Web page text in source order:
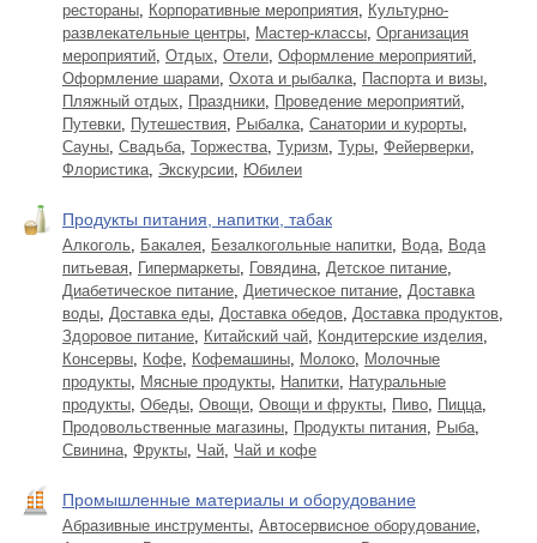
рестораны, Корпоративные мероприятия, Культурно-
развлекательные центры, Мастер-классы, Организация
мероприятий, Отдых, Отели, Оформление мероприятий,
Оформление шарами, Охота и рыбалка, Паспорта и визы,
Пляжный отдых, Праздники, Проведение мероприятий,
Путевки, Путешествия, Рыбалка, Санатории и курорты,
Сауны, Свадьба, Торжества, Туризм, Туры, Фейерверки,
Флористика, Экскурсии, Юбилеи
Продукты питания, напитки, табак
Алкоголь, Бакалея, Безалкогольные напитки, Вода, Вода
питьевая, Гипермаркеты, Говядина, Детское питание,
Диабетическое питание, Диетическое питание, Доставка
воды, Доставка еды, Доставка обедов, Доставка продуктов,
Здоровое питание, Китайский чай, Кондитерские изделия,
Консервы, Кофе, Кофемашины, Молоко, Молочные
продукты, Мясные продукты, Напитки, Натуральные
продукты, Обеды, Овощи, Овощи и фрукты, Пиво, Пицца,
Продовольственные магазины, Продукты питания, Рыба,
Свинина, Фрукты, Чай, Чай и кофе
Промышленные материалы и оборудование
Абразивные инструменты, Автосервисное оборудование,